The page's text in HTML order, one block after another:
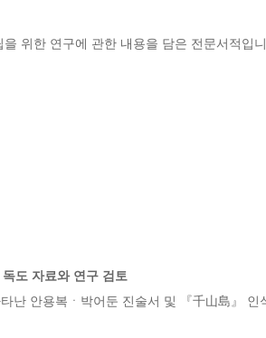
위한 연구에 관한 내용을 담은 전문서적입
도 자료와 연구 검토
타난 안용복ㆍ박어둔 진술서 및 『千山島』 인